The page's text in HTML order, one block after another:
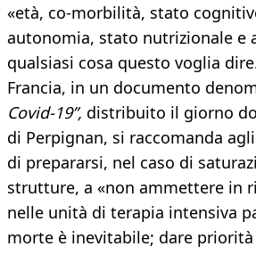
«età, co-morbilità, stato
autonomia, stato nutrizionale e
qualsiasi cosa questo voglia
Francia, in un documento
Covid-19”, distribuito il giorno
di Perpignan, si raccomanda
di prepararsi, nel caso di
strutture, a «non ammettere in
nelle unità di terapia intensiva
morte è inevitabile; dare